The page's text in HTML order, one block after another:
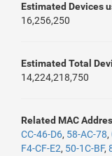
Estimated Devices
16,256,250
Estimated Total
14,224,218,750
Related MAC
CC-46-D6, 58-AC-78,
F4-CF-E2, 50-1C-BF,